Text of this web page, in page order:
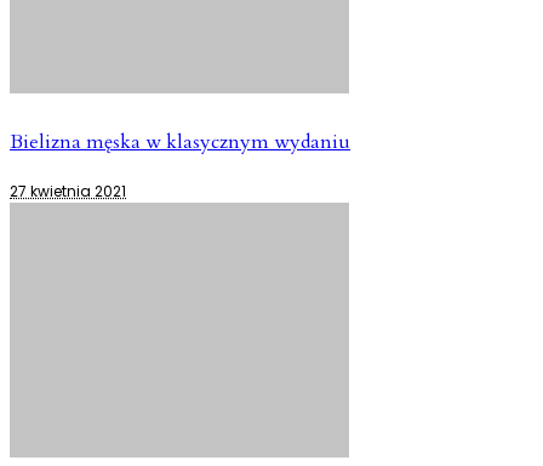
Bielizna męska w klasycznym wydaniu
27 kwietnia 2021